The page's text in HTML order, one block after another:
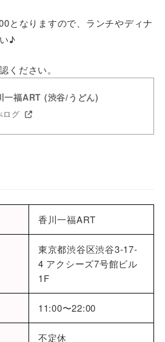
となりますので、ランチやディナ
♪
ください。
一福ART (渋谷/うどん)
ログ
香川一福ART
東京都渋谷区渋谷3-17-
4 アクシーズ7号館ビル
1F
11:00〜22:00
不定休